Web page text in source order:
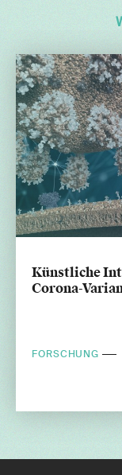
Künstliche
Corona-
FORSCHUNG